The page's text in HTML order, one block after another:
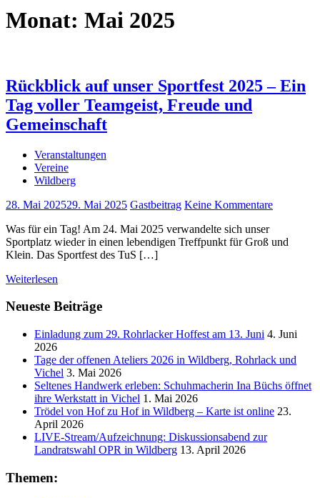
Monat: Mai 2025
Rückblick auf unser Sportfest 2025 – Ein
Tag voller Teamgeist, Freude und
Gemeinschaft
Veranstaltungen
Vereine
Wildberg
28. Mai 202529. Mai 2025 Gastbeitrag Keine Kommentare
Was für ein Tag! Am 24. Mai 2025 verwandelte sich unser
Sportplatz wieder in einen lebendigen Treffpunkt für Groß und
Klein. Das Sportfest des TuS […]
Weiterlesen
Neueste Beiträge
Einladung zum 29. Rohrlacker Hoffest am 13. Juni 4. Juni
2026
Tage der offenen Ateliers 2026 in Wildberg, Rohrlack und
Vichel 3. Mai 2026
Seltenes Handwerk erleben: Schuhmacherin Ina Büchs öffnet
ihre Werkstatt in Vichel 1. Mai 2026
Trödel von Hof zu Hof in Wildberg – Karte ist online 23.
April 2026
LIVE-Stream/Aufzeichnung: Diskussionsabend zur
Landratswahl OPR in Wildberg 13. April 2026
Themen: